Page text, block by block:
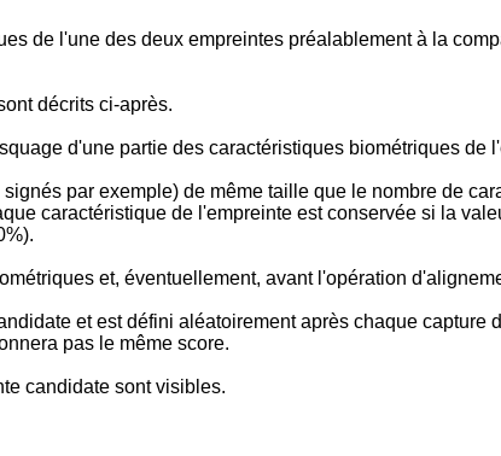
de l'une des deux empreintes préalablement à la
décrits ci-après.
d'une partie des caractéristiques biométriques de
par exemple) de même taille que le nombre de
caractéristique de l'empreinte est conservée si la
et, éventuellement, avant l'opération
et est défini aléatoirement après chaque capture
pas le même score.
candidate sont visibles.